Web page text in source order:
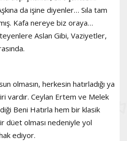
da işine diyenler… Sıla tam
Kafa nereye biz oraya…
Aslan Gibi, Vaziyetler,
olmasın, herkesin hatırladığı ya
vardır. Ceylan Ertem ve Melek
Beni Hatırla hem bir klasik
düet olması nedeniyle yol
ediyor.